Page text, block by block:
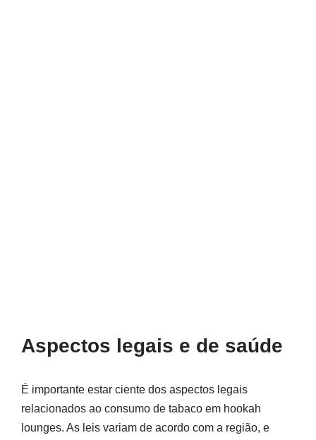
Aspectos legais e de saúde
É importante estar ciente dos aspectos legais
relacionados ao consumo de tabaco em hookah
lounges. As leis variam de acordo com a região, e